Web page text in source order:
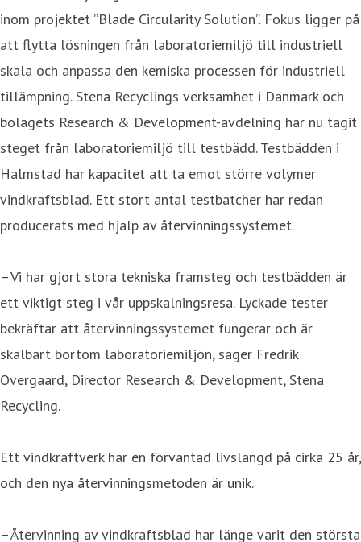
inom projektet ”Blade Circularity Solution”. Fokus ligger på
att flytta lösningen från laboratoriemiljö till industriell
skala och anpassa den kemiska processen för industriell
tillämpning. Stena Recyclings verksamhet i Danmark och
bolagets Research & Development-avdelning har nu tagit
steget från laboratoriemiljö till testbädd. Testbädden i
Halmstad har kapacitet att ta emot större volymer
vindkraftsblad. Ett stort antal testbatcher har redan
producerats med hjälp av återvinningssystemet.
– Vi har gjort stora tekniska framsteg och testbädden är
ett viktigt steg i vår uppskalningsresa. Lyckade tester
bekräftar att återvinningssystemet fungerar och är
skalbart bortom laboratoriemiljön, säger Fredrik
Overgaard, Director Research & Development, Stena
Recycling.
Ett vindkraftverk har en förväntad livslängd på cirka 25 år,
och den nya återvinningsmetoden är unik.
– Återvinning av vindkraftsblad har länge varit den största